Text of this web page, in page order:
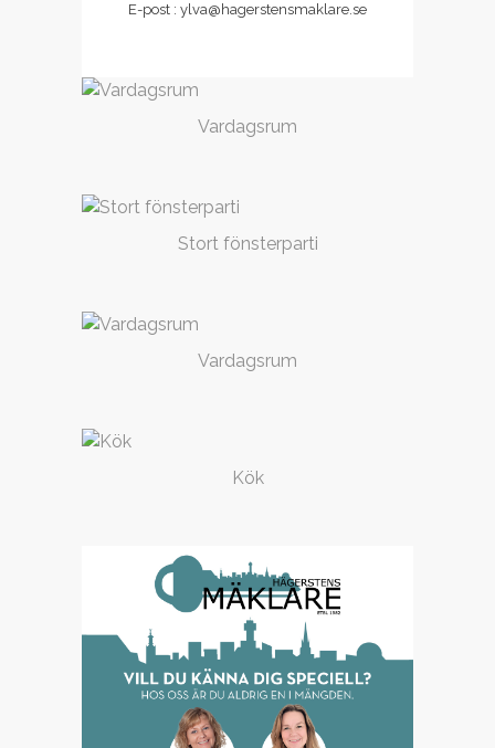
E-post : ylva@hagerstensmaklare.se
Vardagsrum
Stort fönsterparti
Vardagsrum
Kök